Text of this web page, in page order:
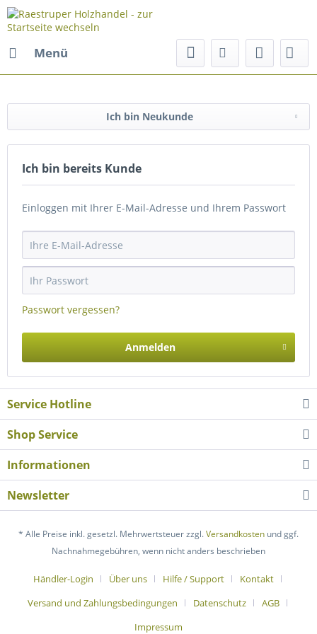
Menü
Ich bin Neukunde
Ich bin bereits Kunde
Einloggen mit Ihrer E-Mail-Adresse und Ihrem Passwort
Passwort vergessen?
Anmelden
Service Hotline
Shop Service
Informationen
Newsletter
* Alle Preise inkl. gesetzl. Mehrwertsteuer zzgl.Versandkosten und ggf.
Nachnahmegebühren, wenn nicht anders beschrieben
Händler-Login Über uns Hilfe / Support
Kontakt
Versand und Zahlungsbedingungen
Datenschutz
AGB
Impressum